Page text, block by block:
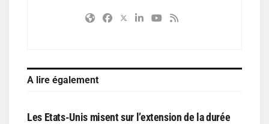
A lire également
Les Etats-Unis misent sur l’extension de la durée